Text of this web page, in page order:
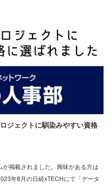
ジェクトに馴染みやすい資格
掲載されました。興味がある方は
年8月の日経xTECHにて「データ